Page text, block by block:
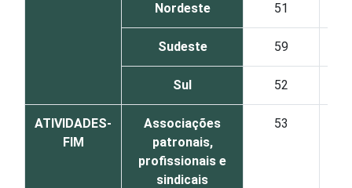
Nordeste 51
Sudeste 59
Sul 52
ATIVIDADES-
FIM
Associações
patronais,
profissionais e
sindicais
53